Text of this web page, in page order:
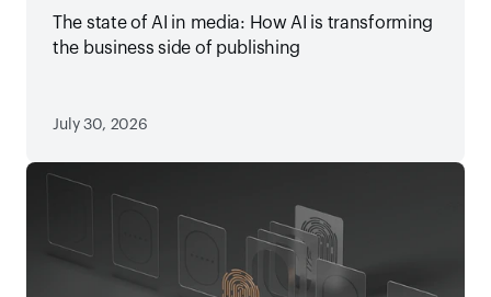
The state of AI in media: How AI is transforming
the business side of publishing
July 30, 2026